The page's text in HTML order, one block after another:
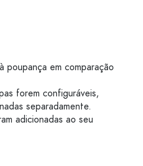
em comparação
forem configuráveis,
separadamente.
adicionadas ao seu